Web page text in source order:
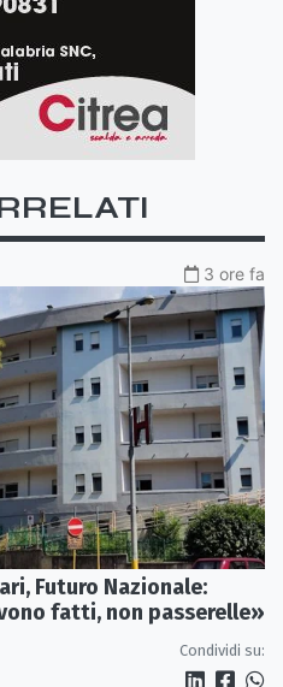
3 ore fa
Futuro Nazionale:
fatti, non passerelle»
Condividi su: